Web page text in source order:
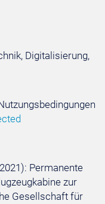
Digitalisierung,
Permanente
zur
Gesellschaft für